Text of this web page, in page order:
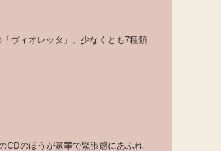
ヴィオレッタ」。少なくとも7種類
CDのほうが豪華で緊張感にあふれ